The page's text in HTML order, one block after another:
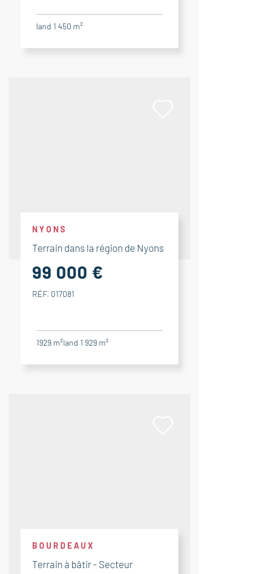
land 1 450 m²
NYONS
Terrain dans la région de Nyons
99 000 €
RÉF. 017081
1929 m²land 1 929 m²
BOURDEAUX
Terrain à bâtir - Secteur